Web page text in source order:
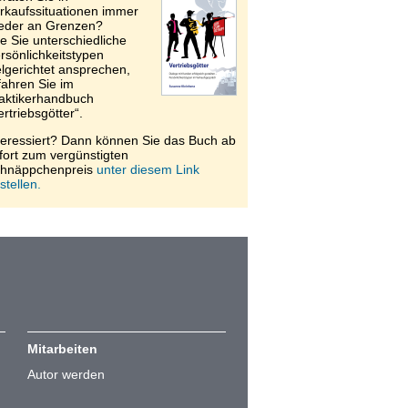
immer
an Grenzen?
Sie unterschiedliche
ansprechen,
Sie im
Dann können Sie das Buch ab
zum vergünstigten
unter diesem Link
Mitarbeiten
Autor werden